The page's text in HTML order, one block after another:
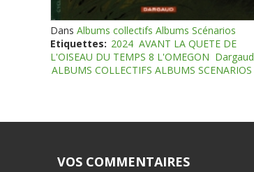
Dans Albums collectifs Albums Scénarios
Etiquettes: 2024 AVANT LA QUETE DE
L'OISEAU DU TEMPS 8 L'OMEGON Dargaud
ALBUMS COLLECTIFS ALBUMS SCENARIOS
VOS COMMENTAIRES